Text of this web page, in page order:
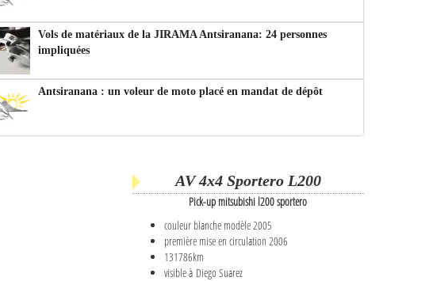
Vols de matériaux de la JIRAMA Antsiranana: 24 personnes
impliquées
Antsiranana : un voleur de moto placé en mandat de dépôt
AV 4x4 Sportero L200
Pick-up mitsubishi l200 sportero
couleur blanche modèle 2005
première mise en circulation 2006
131786km
visible à Diego Suarez